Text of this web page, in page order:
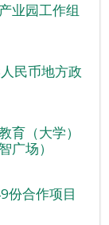
业园工作组
民币地方政
育（大学）
场）
份合作项目